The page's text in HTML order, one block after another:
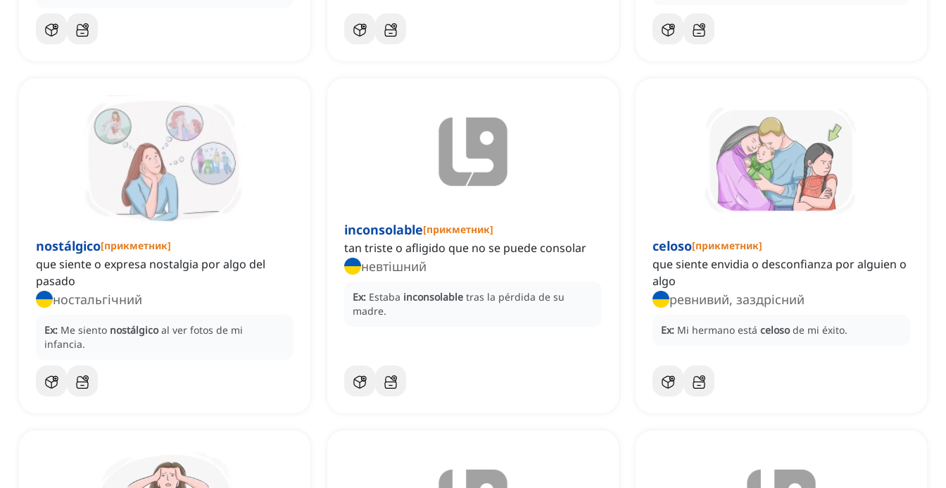
nostálgico[прикметник]
que siente o expresa nostalgia por algo del
pasado
ностальгічний
Ex: Me siento nostálgico al ver fotos de mi
infancia.
inconsolable[прикметник]
tan triste o afligido que no se puede consolar
невтішний
Ex: Estaba inconsolable tras la pérdida de su
madre.
celoso[прикметник]
que siente envidia o desconfianza por alguien o
algo
ревнивий, заздрісний
Ex: Mi hermano está celoso de mi éxito.